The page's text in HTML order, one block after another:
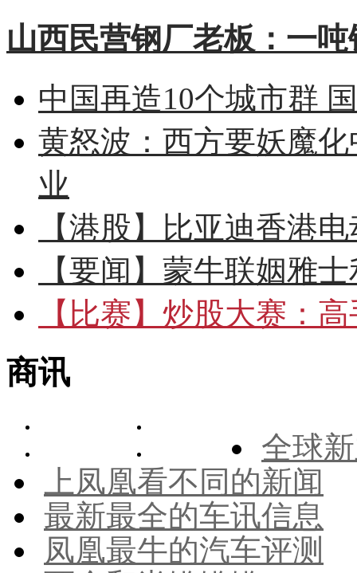
山西民营钢厂老板：一
中国再造10个城市群
黄怒波：西方要妖魔
业
【港股】
比亚迪香港
【要闻】 蒙牛联姻雅
【比赛】 炒股大赛：高
商讯
全球
上凤凰看不同的新闻
最新最全的车讯信息
凤凰最牛的汽车评测